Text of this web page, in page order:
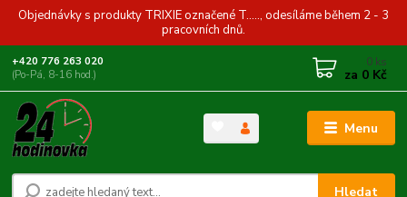
Objednávky s produkty TRIXIE označené T....., odesíláme během 2 - 3
pracovních dnů.
Menu
Hledat
+420 776 263 020
(Po-Pá, 8-16 hod.)
0 ks
za 0 Kč